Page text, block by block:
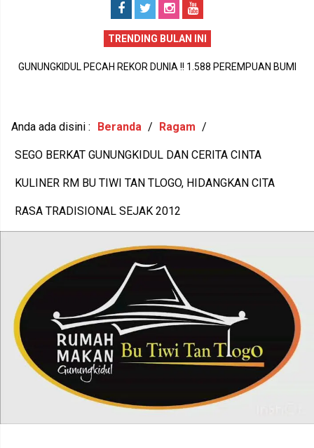
TRENDING BULAN INI
GUNUNGKIDUL PECAH REKOR DUNIA !! 1.588 PEREMPUAN BUMI
Anda ada disini : Beranda / Ragam /
SEGO BERKAT GUNUNGKIDUL DAN CERITA CINTA
KULINER RM BU TIWI TAN TLOGO, HIDANGKAN CITA
RASA TRADISIONAL SEJAK 2012